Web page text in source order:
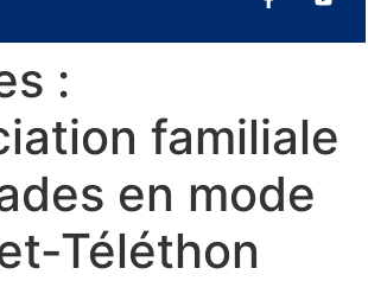
:
familiale
en mode
Téléthon